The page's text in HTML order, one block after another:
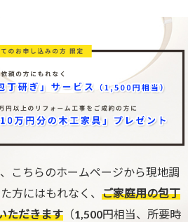
こちらのホームページから現地調
方にはもれなく、 ご家庭用の包丁
ただきます （1,500円相当、所要時